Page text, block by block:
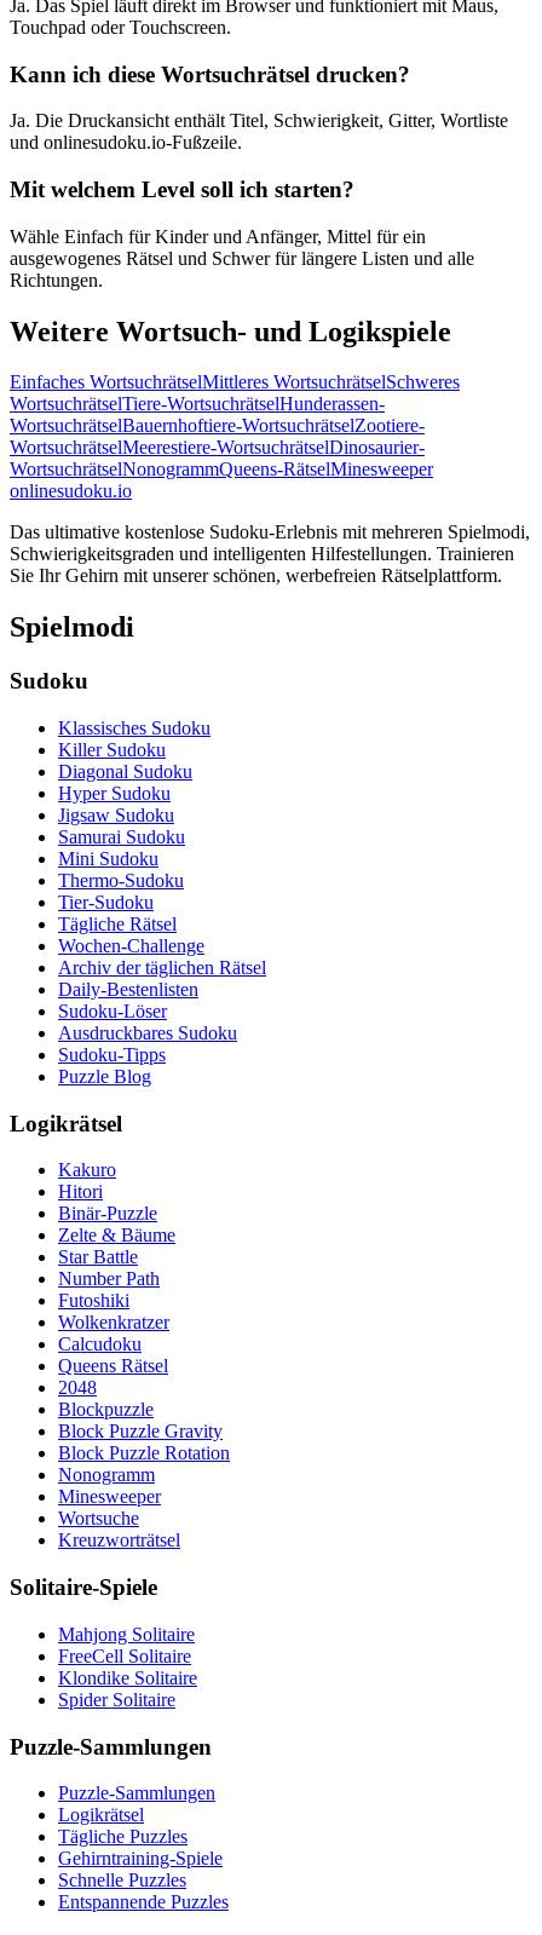
Ja. Das Spiel läuft direkt im Browser und funktioniert mit Maus,
Touchpad oder Touchscreen.
Kann ich diese Wortsuchrätsel drucken?
Ja. Die Druckansicht enthält Titel, Schwierigkeit, Gitter, Wortliste
und onlinesudoku.io-Fußzeile.
Mit welchem Level soll ich starten?
Wähle Einfach für Kinder und Anfänger, Mittel für ein
ausgewogenes Rätsel und Schwer für längere Listen und alle
Richtungen.
Weitere Wortsuch- und Logikspiele
Einfaches WortsuchrätselMittleres WortsuchrätselSchweres
WortsuchrätselTiere-WortsuchrätselHunderassen-
WortsuchrätselBauernhoftiere-WortsuchrätselZootiere-
WortsuchrätselMeerestiere-WortsuchrätselDinosaurier-
WortsuchrätselNonogrammQueens-RätselMinesweeper
onlinesudoku.io
Das ultimative kostenlose Sudoku-Erlebnis mit mehreren Spielmodi,
Schwierigkeitsgraden und intelligenten Hilfestellungen. Trainieren
Sie Ihr Gehirn mit unserer schönen, werbefreien Rätselplattform.
Spielmodi
Sudoku
Klassisches Sudoku
Killer Sudoku
Diagonal Sudoku
Hyper Sudoku
Jigsaw Sudoku
Samurai Sudoku
Mini Sudoku
Thermo-Sudoku
Tier-Sudoku
Tägliche Rätsel
Wochen-Challenge
Archiv der täglichen Rätsel
Daily-Bestenlisten
Sudoku-Löser
Ausdruckbares Sudoku
Sudoku-Tipps
Puzzle Blog
Logikrätsel
Kakuro
Hitori
Binär-Puzzle
Zelte & Bäume
Star Battle
Number Path
Futoshiki
Wolkenkratzer
Calcudoku
Queens Rätsel
2048
Blockpuzzle
Block Puzzle Gravity
Block Puzzle Rotation
Nonogramm
Minesweeper
Wortsuche
Kreuzworträtsel
Solitaire-Spiele
Mahjong Solitaire
FreeCell Solitaire
Klondike Solitaire
Spider Solitaire
Puzzle-Sammlungen
Puzzle-Sammlungen
Logikrätsel
Tägliche Puzzles
Gehirntraining-Spiele
Schnelle Puzzles
Entspannende Puzzles